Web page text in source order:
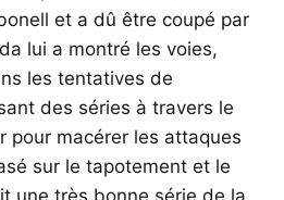
et a dû être coupé par
lui a montré les voies,
les tentatives de
des séries à travers le
pour macérer les attaques
sur le tapotement et le